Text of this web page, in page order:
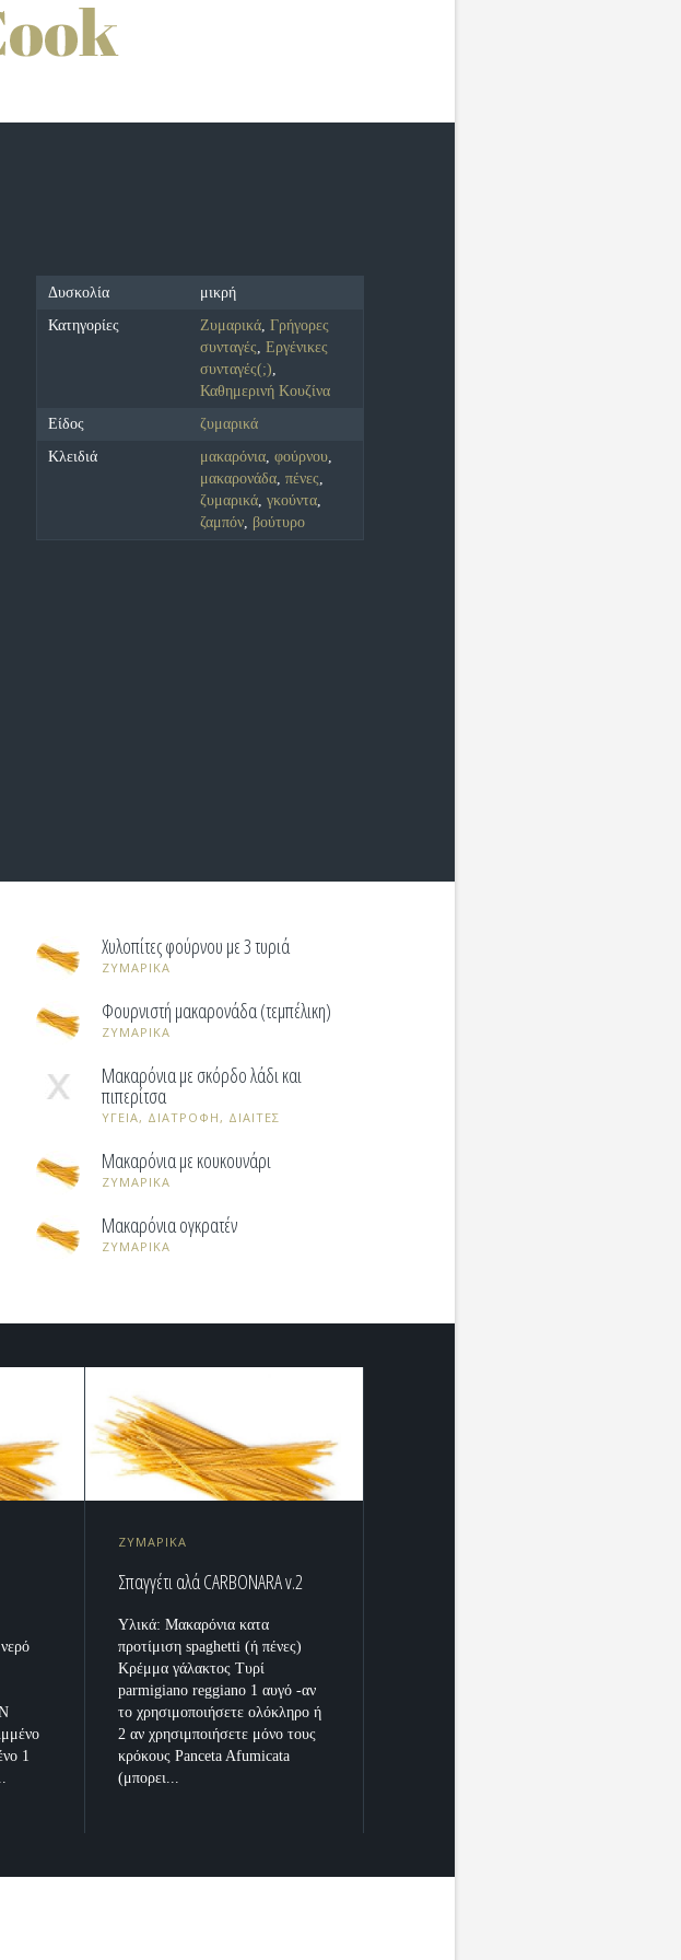
Δυσκολία
μικρή
Κατηγορίες
Ζυμαρικά,Γρήγορες
συνταγές,Εργένικες
συνταγές(;),
Καθημερινή Κουζίνα
Είδος
ζυμαρικά
Κλειδιά
μακαρόνια,φούρνου,
μακαρονάδα,πένες,
ζυμαρικά,γκούντα,
ζαμπόν, βούτυρο
Χυλοπίτες φούρνου με 3 τυριά
ΖΥΜΑΡΙΚΑ
Φουρνιστή μακαρονάδα (τεμπέλικη)
ΖΥΜΑΡΙΚΑ
Μακαρόνια με σκόρδο λάδι και
πιπερίτσα
ΥΓΕΙΑ, ΔΙΑΤΡΟΦΗ, ΔΙΑΙΤΕΣ
Μακαρόνια με κουκουνάρι
ΖΥΜΑΡΙΚΑ
Μακαρόνια ογκρατέν
ΖΥΜΑΡΙΚΑ
1
ΖΥΜΑΡΙΚΑ
Σπαγγέτι αλά CARBONARA v.2
Υλικά: Μακαρόνια κατα
προτίμιση spaghetti (ή πένες)
Κρέμμα γάλακτος Τυρί
parmigiano reggiano 1 αυγό -αν
το χρησιμοποιήσετε ολόκληρο ή
2 αν χρησιμποιήσετε μόνο τους
κρόκους Panceta Afumicata
(μπορει...